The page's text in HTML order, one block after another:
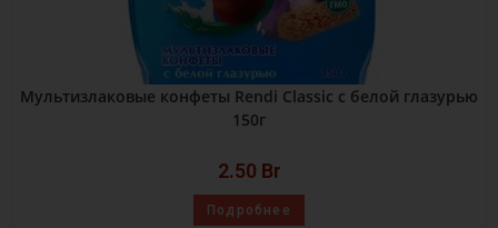
Мультизлаковые конфеты Rendi Classic с белой глазурью
150г
2.50 Br
Подробнее